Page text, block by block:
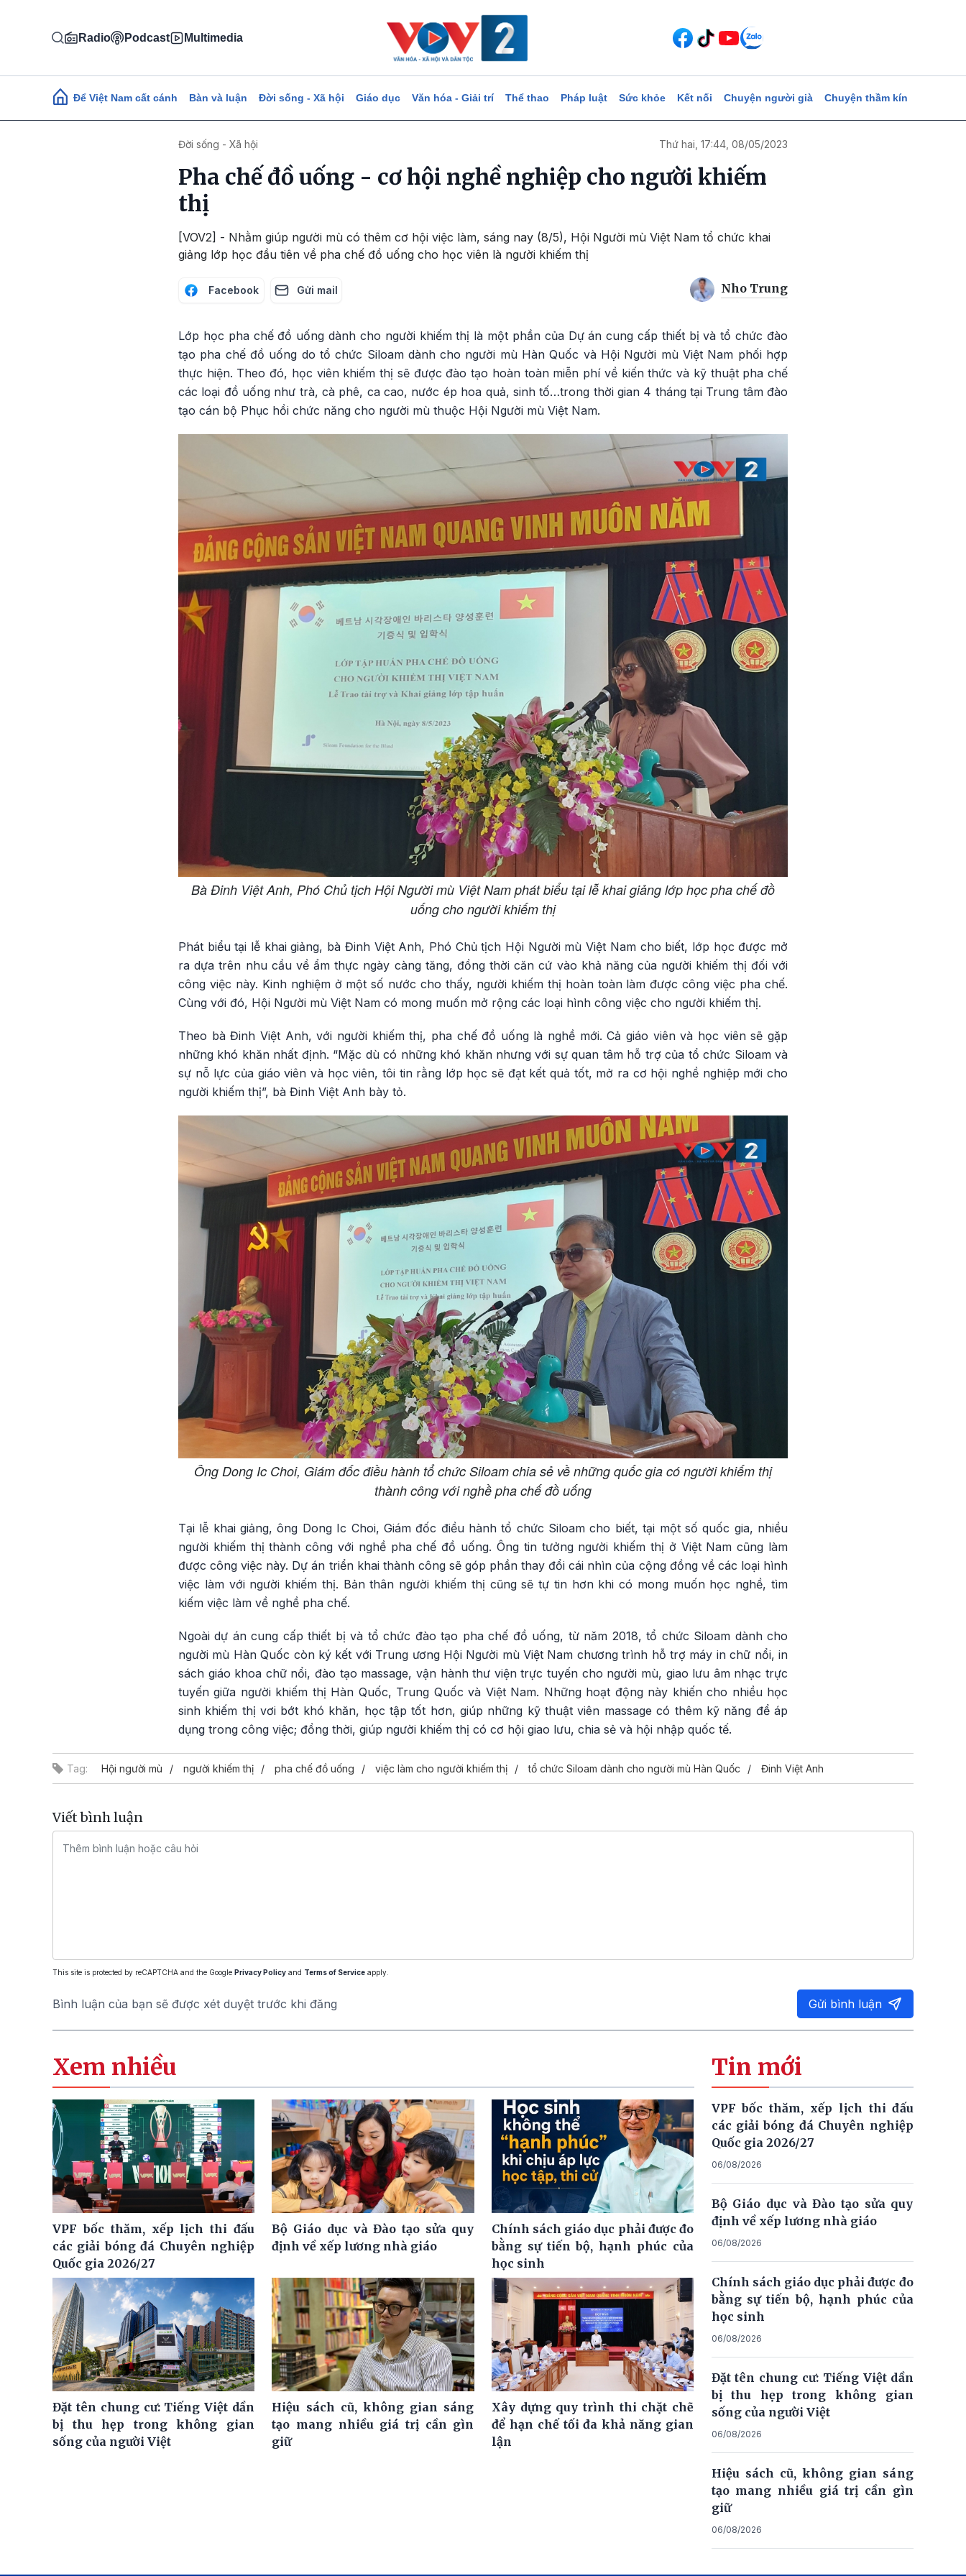
Radio Podcast Multimedia
Main navigation
Để Việt Nam cất cánh Bàn và luận Đời sống - Xã hội Giáo dục Văn hóa - Giải trí Thể thao Pháp luật Sức khỏe Kết nối Chuyện người già Chuyện thầm kín
Đời sống - Xã hội Thứ hai, 17:44, 08/05/2023
Pha chế đồ uống - cơ hội nghề nghiệp cho người khiếm
thị
[VOV2] - Nhằm giúp người mù có thêm cơ hội việc làm, sáng nay (8/5), Hội Người mù Việt Nam tổ chức khai
giảng lớp học đầu tiên về pha chế đồ uống cho học viên là người khiếm thị
Facebook Gửi mail Nho Trung
Lớp học pha chế đồ uống dành cho người khiếm thị là một phần của Dự án cung cấp thiết bị và tổ chức đào
tạo pha chế đồ uống do tổ chức Siloam dành cho người mù Hàn Quốc và Hội Người mù Việt Nam phối hợp
thực hiện. Theo đó, học viên khiếm thị sẽ được đào tạo hoàn toàn miễn phí về kiến thức và kỹ thuật pha chế
các loại đồ uống như trà, cà phê, ca cao, nước ép hoa quả, sinh tố…trong thời gian 4 tháng tại Trung tâm đào
tạo cán bộ Phục hồi chức năng cho người mù thuộc Hội Người mù Việt Nam.
Bà Đinh Việt Anh, Phó Chủ tịch Hội Người mù Việt Nam phát biểu tại lễ khai giảng lớp học pha chế đồ
uống cho người khiếm thị
Phát biểu tại lễ khai giảng, bà Đinh Việt Anh, Phó Chủ tịch Hội Người mù Việt Nam cho biết, lớp học được mở
ra dựa trên nhu cầu về ẩm thực ngày càng tăng, đồng thời căn cứ vào khả năng của người khiếm thị đối với
công việc này. Kinh nghiệm ở một số nước cho thấy, người khiếm thị hoàn toàn làm được công việc pha chế.
Cùng với đó, Hội Người mù Việt Nam có mong muốn mở rộng các loại hình công việc cho người khiếm thị.
Theo bà Đinh Việt Anh, với người khiếm thị, pha chế đồ uống là nghề mới. Cả giáo viên và học viên sẽ gặp
những khó khăn nhất định. “Mặc dù có những khó khăn nhưng với sự quan tâm hỗ trợ của tổ chức Siloam và
sự nỗ lực của giáo viên và học viên, tôi tin rằng lớp học sẽ đạt kết quả tốt, mở ra cơ hội nghề nghiệp mới cho
người khiếm thị”, bà Đinh Việt Anh bày tỏ.
Ông Dong Ic Choi, Giám đốc điều hành tổ chức Siloam chia sẻ về những quốc gia có người khiếm thị
thành công với nghề pha chế đồ uống
Tại lễ khai giảng, ông Dong Ic Choi, Giám đốc điều hành tổ chức Siloam cho biết, tại một số quốc gia, nhiều
người khiếm thị thành công với nghề pha chế đồ uống. Ông tin tưởng người khiếm thị ở Việt Nam cũng làm
được công việc này. Dự án triển khai thành công sẽ góp phần thay đổi cái nhìn của cộng đồng về các loại hình
việc làm với người khiếm thị. Bản thân người khiếm thị cũng sẽ tự tin hơn khi có mong muốn học nghề, tìm
kiếm việc làm về nghề pha chế.
Ngoài dự án cung cấp thiết bị và tổ chức đào tạo pha chế đồ uống, từ năm 2018, tổ chức Siloam dành cho
người mù Hàn Quốc còn ký kết với Trung ương Hội Người mù Việt Nam chương trình hỗ trợ máy in chữ nổi, in
sách giáo khoa chữ nổi, đào tạo massage, vận hành thư viện trực tuyến cho người mù, giao lưu âm nhạc trực
tuyến giữa người khiếm thị Hàn Quốc, Trung Quốc và Việt Nam. Những hoạt động này khiến cho nhiều học
sinh khiếm thị vơi bớt khó khăn, học tập tốt hơn, giúp những kỹ thuật viên massage có thêm kỹ năng để áp
dụng trong công việc; đồng thời, giúp người khiếm thị có cơ hội giao lưu, chia sẻ và hội nhập quốc tế.
Tag: Hội người mù người khiếm thị pha chế đồ uống việc làm cho người khiếm thị tổ chức Siloam dành cho người mù Hàn Quốc Đinh Việt Anh
Viết bình luận
This site is protected by reCAPTCHA and the Google Privacy Policy and Terms of Service apply.
Bình luận của bạn sẽ được xét duyệt trước khi đăng Gửi bình luận
Xem nhiều
VPF bốc thăm, xếp lịch thi đấu
các giải bóng đá Chuyên nghiệp
Quốc gia 2026/27
Bộ Giáo dục và Đào tạo sửa quy
định về xếp lương nhà giáo
Chính sách giáo dục phải được đo
bằng sự tiến bộ, hạnh phúc của
học sinh
Đặt tên chung cư: Tiếng Việt dần
bị thu hẹp trong không gian
sống của người Việt
Hiệu sách cũ, không gian sáng
tạo mang nhiều giá trị cần gìn
giữ
Xây dựng quy trình thi chặt chẽ
để hạn chế tối đa khả năng gian
lận
Tin mới
VPF bốc thăm, xếp lịch thi đấu
các giải bóng đá Chuyên nghiệp
Quốc gia 2026/27
06/08/2026
Bộ Giáo dục và Đào tạo sửa quy
định về xếp lương nhà giáo
06/08/2026
Chính sách giáo dục phải được đo
bằng sự tiến bộ, hạnh phúc của
học sinh
06/08/2026
Đặt tên chung cư: Tiếng Việt dần
bị thu hẹp trong không gian
sống của người Việt
06/08/2026
Hiệu sách cũ, không gian sáng
tạo mang nhiều giá trị cần gìn
giữ
06/08/2026